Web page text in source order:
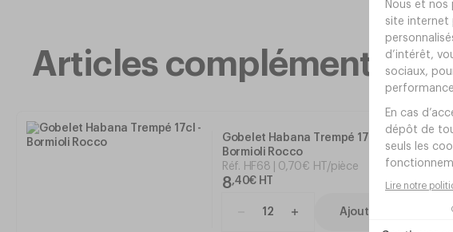
Articles complémentaires
Gobelet Habana Trempé 17cl -
Bormioli Rocco
Réf. HF68 0,70€ HT/pièce
8,40€ HT
Ajouter